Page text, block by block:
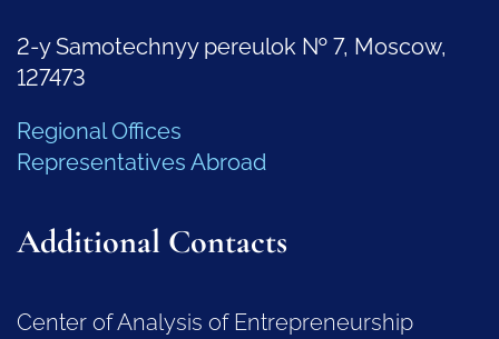
2-y Samotechnyy pereulok № 7, Moscow,
127473
Regional Offices
Representatives Abroad
Additional Contacts
Center of Analysis of Entrepreneurship